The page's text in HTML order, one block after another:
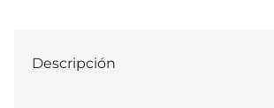
Descripción